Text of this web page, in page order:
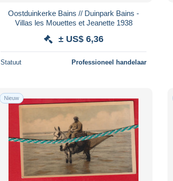
Oostduinkerke Bains // Duinpark Bains -
Villas les Mouettes et Jeanette 1938
± US$ 6,36
Statuut Professioneel handelaar
Nieuw